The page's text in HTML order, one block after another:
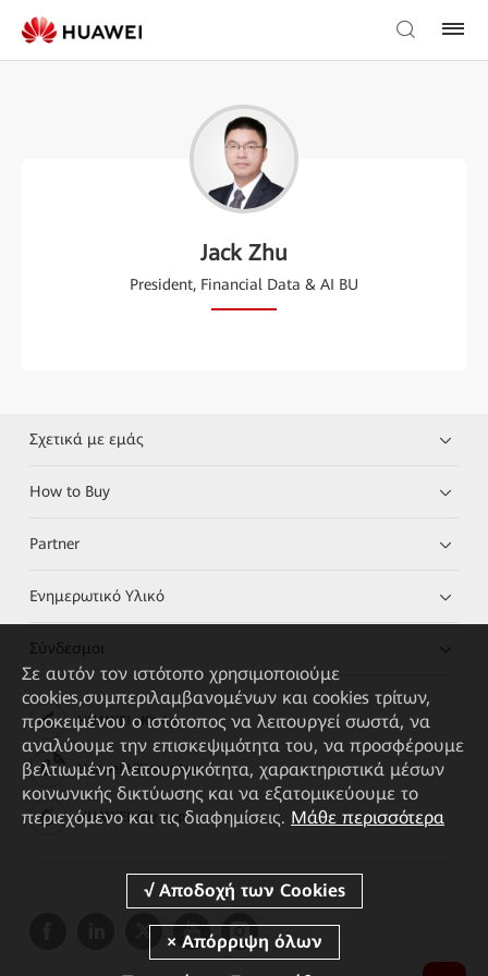
Jack Zhu
President, Financial Data & AI BU
Σχετικά με εμάς
How to Buy
Partner
Ενημερωτικό Υλικό
Σύνδεσμοι
HUAWEI eKit App
Huawei HiKnow App
HUAWEI eFly App
Σε αυτόν τον ιστότοπο χρησιμοποιούμε
cookies,συμπεριλαμβανομένων και cookies τρίτων,
προκειμένου ο ιστότοπος να λειτουργεί σωστά, να
αναλύουμε την επισκεψιμότητα του, να προσφέρουμε
βελτιωμένη λειτουργικότητα, χαρακτηριστικά μέσων
κοινωνικής δικτύωσης και να εξατομικεύουμε το
περιεχόμενο και τις διαφημίσεις. Μάθε περισσότερα